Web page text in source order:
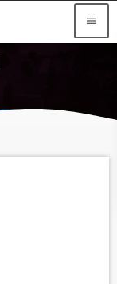
menu